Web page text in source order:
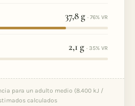
37,8 g · 76% VR
2,1 g · 35% VR
para un adulto medio (8.400 kJ /
calculados